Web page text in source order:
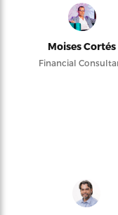
Moises Cortés
Financial